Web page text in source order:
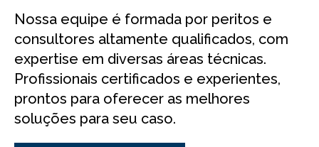
Nossa equipe é formada por peritos e
consultores altamente qualificados, com
expertise em diversas áreas técnicas.
Profissionais certificados e experientes,
prontos para oferecer as melhores
soluções para seu caso.